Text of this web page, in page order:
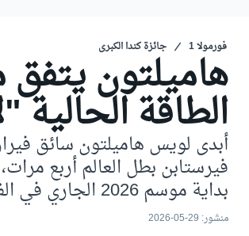
موتو جي بي
فورمولا 1 جائزة كندا الكبرى
هاميلتون
الطاقة
أبدى لويس هاميلتون سائق
فيرستابن بطل العالم أربع
بداية موسم 2026 الجاري في الفورمولا 1.
منشور: 29-05-2026